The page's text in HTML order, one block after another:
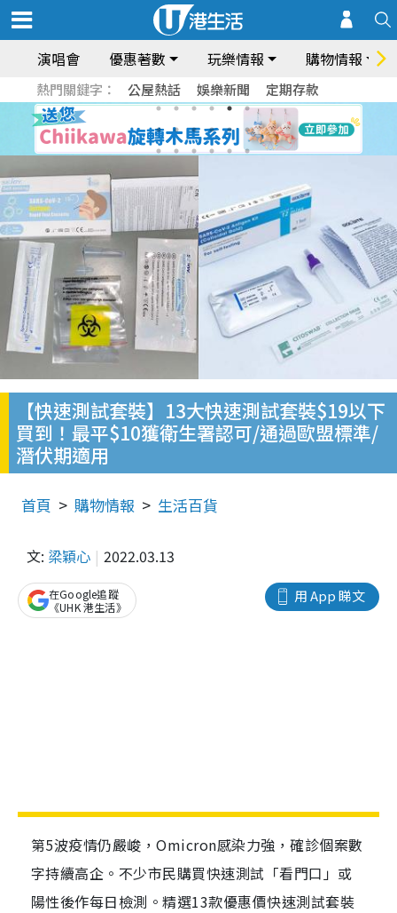
演唱會 優惠著數 玩樂情報 購物情報
熱門關鍵字： 公屋熱話 娛樂新聞 定期存款
【快速測試套裝】13大快速測試套裝$19以下
買到！最平$10獲衛生署認可/通過歐盟標準/
潛伏期適用
首頁 購物情報 生活百貨
文: 梁穎心 2022.03.13
用 App 睇文
在Google追蹤
《UHK 港生活》
第5波疫情仍嚴峻，Omicron感染力強，確診個案數
字持續高企。不少市民購買快速測試「看門口」或
陽性後作每日檢測。精選13款優惠價快速測試套裝